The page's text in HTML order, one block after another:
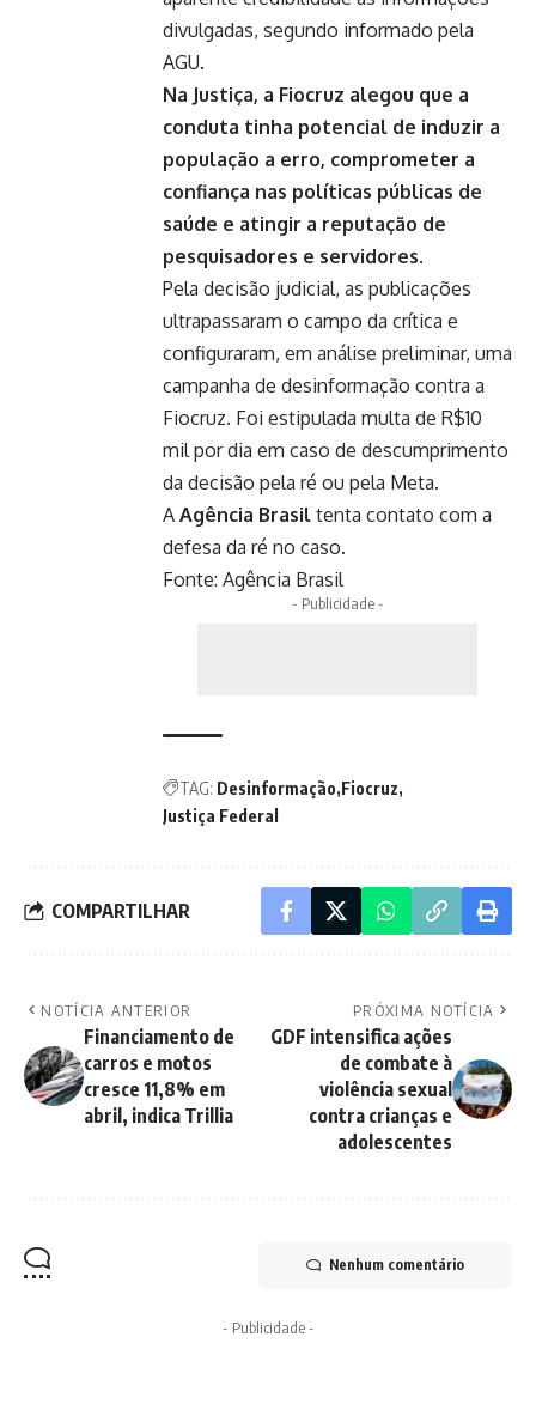
divulgadas, segundo informado pela
AGU.
Na Justiça, a Fiocruz alegou que a
conduta tinha potencial de induzir a
população a erro, comprometer a
confiança nas políticas públicas de
saúde e atingir a reputação de
pesquisadores e servidores.
Pela decisão judicial, as publicações
ultrapassaram o campo da crítica e
configuraram, em análise preliminar, uma
campanha de desinformação contra a
Fiocruz. Foi estipulada multa de R$10
mil por dia em caso de descumprimento
da decisão pela ré ou pela Meta.
A Agência Brasil tenta contato com a
defesa da ré no caso.
Fonte: Agência Brasil
- Publicidade -
TAG: Desinformação Fiocruz
Justiça Federal
COMPARTILHAR
NOTÍCIA ANTERIOR
Financiamento de
carros e motos
cresce 11,8% em
abril, indica Trillia
PRÓXIMA NOTÍCIA
GDF intensifica ações
de combate à
violência sexual
contra crianças e
adolescentes
Nenhum comentário
- Publicidade -